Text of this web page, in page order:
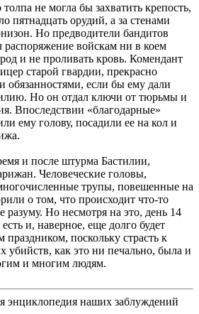
не могла бы захватить крепость,
пятнадцать орудий, а за стенами
Но предводители бандитов
распоряжение войскам ни в коем
и не проливать кровь. Комендант
старой гвардии, прекрасно
обязанностями, если бы ему дали
Но он отдал ключи от тюрьмы и
Впоследствии «благодарные»
ему голову, посадили ее на кол и
и после штурма Бастилии,
Человеческие головы,
трупы, повешенные на
о том, что происходит что-то
разуму. Но несмотря на это, день 14
и, наверное, еще долго будет
поскольку страсть к
убийств, как это ни печально, была и
и многим людям.
энциклопедия наших заблуждений